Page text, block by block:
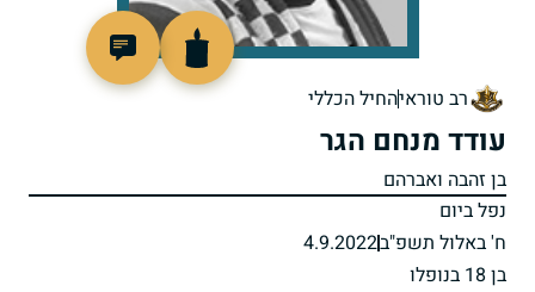
רב טוראיהחיל הכללי
עודד מנחם הגר
בן זהבה ואברהם
נפל ביום
ח' באלול תשפ"ב4.9.2022
בן 18 בנופלו